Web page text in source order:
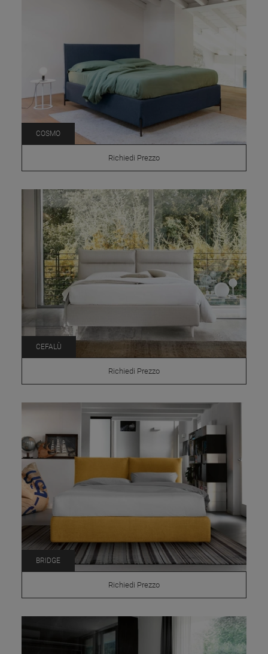
COSMO
Richiedi Prezzo
CEFALÙ
Richiedi Prezzo
BRIDGE
Richiedi Prezzo